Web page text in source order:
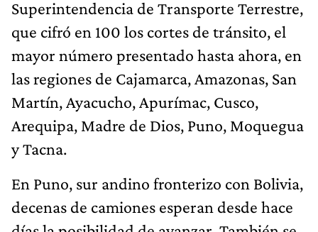
Superintendencia de Transporte Terrestre,
que cifró en 100 los cortes de tránsito, el
mayor número presentado hasta ahora, en
las regiones de Cajamarca, Amazonas, San
Martín, Ayacucho, Apurímac, Cusco,
Arequipa, Madre de Dios, Puno, Moquegua
y Tacna.
En Puno, sur andino fronterizo con Bolivia,
decenas de camiones esperan desde hace